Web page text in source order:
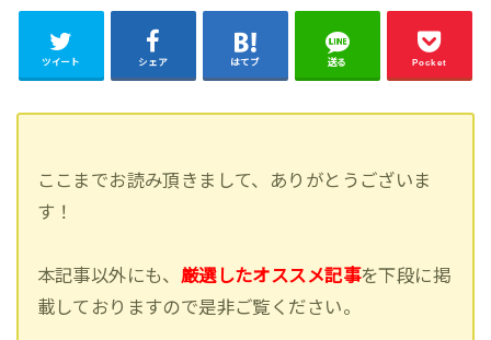
ツイート シェア はてブ 送る Pocket
ここまでお読み頂きまして、ありがとうございま
す！
本記事以外にも、 厳選したオススメ記事を下段に掲
載しておりますので是非ご覧ください。